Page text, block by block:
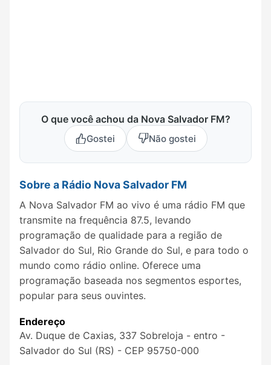
O que você achou da Nova Salvador FM?
Gostei Não gostei
Sobre a Rádio Nova Salvador FM
A Nova Salvador FM ao vivo é uma rádio FM que
transmite na frequência 87.5, levando
programação de qualidade para a região de
Salvador do Sul, Rio Grande do Sul, e para todo o
mundo como rádio online. Oferece uma
programação baseada nos segmentos esportes,
popular para seus ouvintes.
Endereço
Av. Duque de Caxias, 337 Sobreloja - entro -
Salvador do Sul (RS) - CEP 95750-000